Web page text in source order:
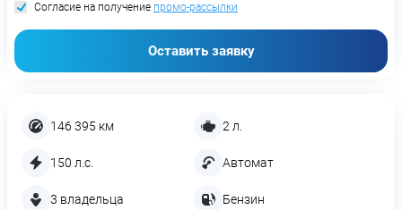
146 395 км 2 л.
150 л.с. Автомат
3 владельца Бензин
Согласие на получение промо-рассылки
Оставить заявку